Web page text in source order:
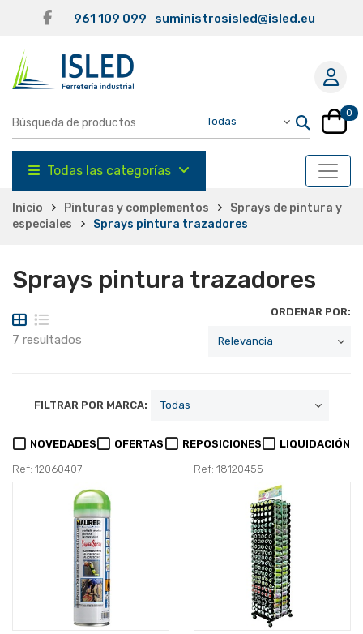
961 109 099 suministrosisled@isled.eu
0
Todas las categorías
Inicio Pinturas y complementos
Sprays de pintura y
especiales
Sprays pintura trazadores
Sprays pintura trazadores
7 resultados
ORDENAR POR:
FILTRAR POR MARCA:
NOVEDADES OFERTAS REPOSICIONES LIQUIDACIÓN
Ref: 12060407 Ref: 18120455